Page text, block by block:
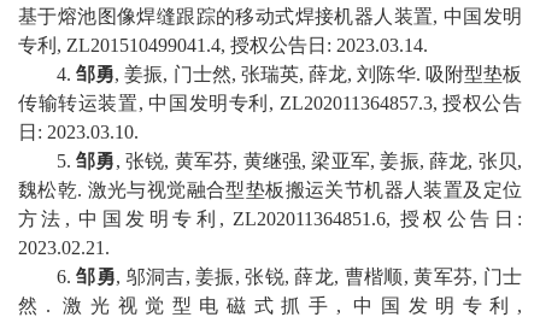
基于熔池图像焊缝跟踪的移动式焊接机器人装置, 中国 发明
专利 , ZL201510499041.4, 授权公告日 : 2023.03.14.
4. 邹勇,姜振, 门士然, 张瑞英,薛龙,刘陈华. 吸附型垫板
传输转运装置, 中国 发明专利 , ZL202011364857.3,授权公告
日 : 2023.03.10.
5. 邹勇, 张锐, 黄军芬, 黄继强,梁亚军,姜振,薛龙, 张贝,
魏松乾. 激光与视觉融合型垫板搬运关节机器人装置及定位
方法 , 中国 发明专利 , ZL202011364851.6, 授权公告日 :
2023.02.21 .
6. 邹勇, 邬洞吉,姜振,张锐,薛龙, 曹楷顺,黄军芬, 门士
然 . 激光视觉型电磁式抓手 , 中国 发明专利 ,